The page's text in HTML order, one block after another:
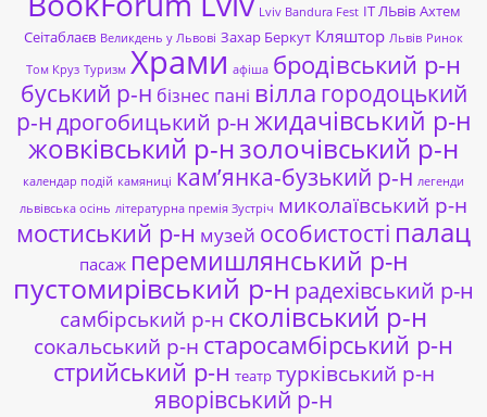
Lviv Bandura Fest ІТ ЛЬвів Ахтем
Сеітаблаєв Великдень у Львові Захар Беркут Кляштор Львів Ринок
Том Круз Туризм Храми афіша бродівський р-н
буський р-н бізнес пані вілла городоцький
р-ндрогобицький р-н жидачівський р-н
жовківський р-нзолочівський р-н
календар подій камяниці кам’янка-бузький р-н легенди
львівська осінь літературна премія Зустріч миколаївський р-н
мостиський р-н музей особистості палац
пасаж перемишлянський р-н
пустомирівський р-н радехівський р-н
самбірський р-н сколівський р-н
сокальський р-н старосамбірський р-н
стрийський р-н театр турківський р-н
яворівський р-н